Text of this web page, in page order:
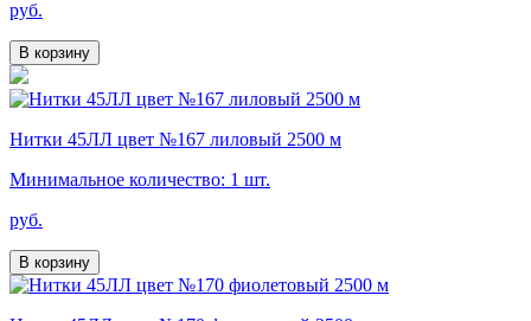
руб.
В корзину
Нитки 45ЛЛ цвет №167 лиловый 2500 м
Минимальное количество: 1 шт.
руб.
В корзину